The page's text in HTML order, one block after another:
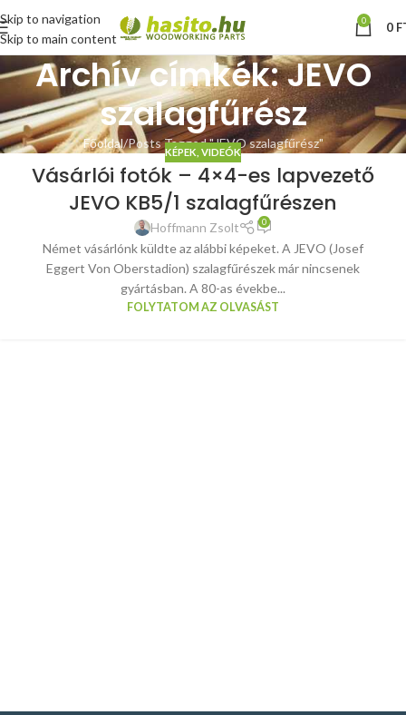
Skip to navigation
Skip to main content
0 0
Archív címkék: JEVO
szalagfűrész
Főoldal Posts Tagged "JEVO szalagfűrész"
KÉPEK, VIDEÓK
Vásárlói fotók – 4×4-es lapvezető
JEVO KB5/1 szalagfűrészen
Hoffmann Zsolt 0
Német vásárlónk küldte az alábbi képeket. A JEVO (Josef
Eggert Von Oberstadion) szalagfűrészek már nincsenek
gyártásban. A 80-as évekbe...
FOLYTATOM AZ OLVASÁST